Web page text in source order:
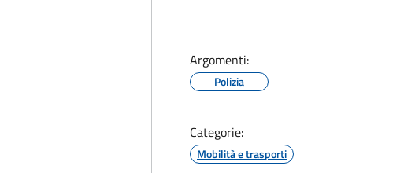
Argomenti:
Polizia
Categorie:
Mobilità e trasporti